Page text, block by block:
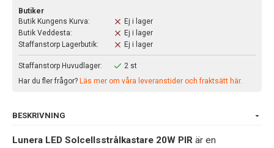
Butiker
Butik Kungens Kurva:
Ej i lager
Butik Veddesta:
Ej i lager
Staffanstorp Lagerbutik:
Ej i lager
Staffanstorp Huvudlager:
2 st
Har du fler frågor? Läs mer om våra leveranstider och fraktsätt här.
BESKRIVNING
Lunera LED Solcellsstrålkastare 20W PIR är en